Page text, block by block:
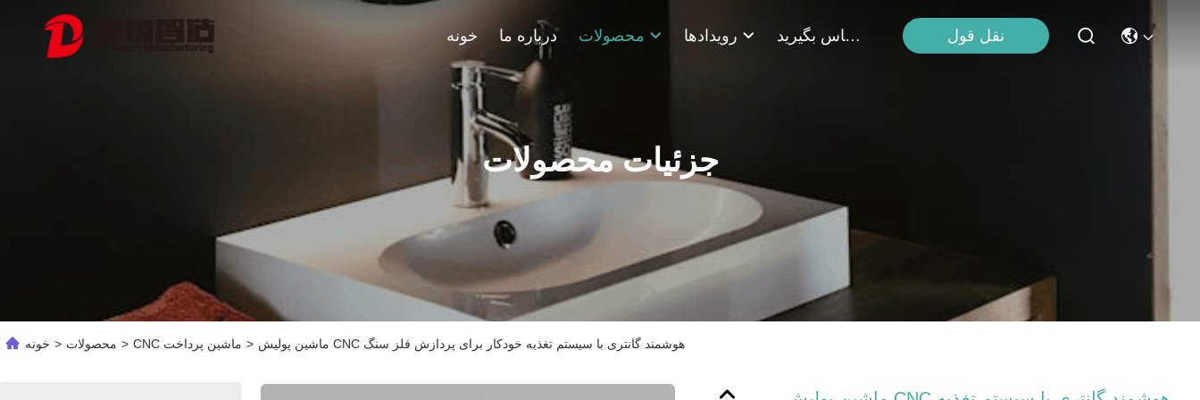
خونه درباره ما محصولات رویدادها با ما تماس بگیرید نقل قول
جزئیات محصولات
خونه > محصولات > CNC ماشین پرداخت > ماشین پولیش CNC هوشمند گانتری با سیستم تغذیه خودکار برای پردازش فلز سنگ